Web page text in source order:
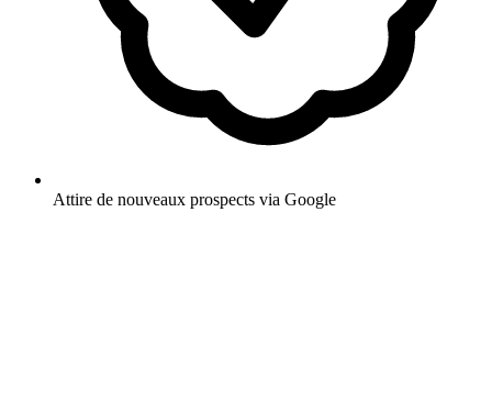
Attire de nouveaux prospects via Google